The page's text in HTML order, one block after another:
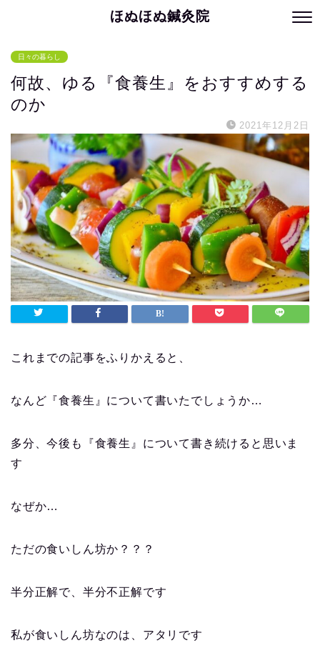
ほぬほぬ鍼灸院
日々の暮らし
何故、ゆる『食養生』をおすすめする
のか
2021年12月2日
これまでの記事をふりかえると、
なんど『食養生』について書いたでしょうか…
多分、今後も『食養生』について書き続けると思いま
す
なぜか…
ただの食いしん坊か？？？
半分正解で、半分不正解です
私が食いしん坊なのは、アタリです